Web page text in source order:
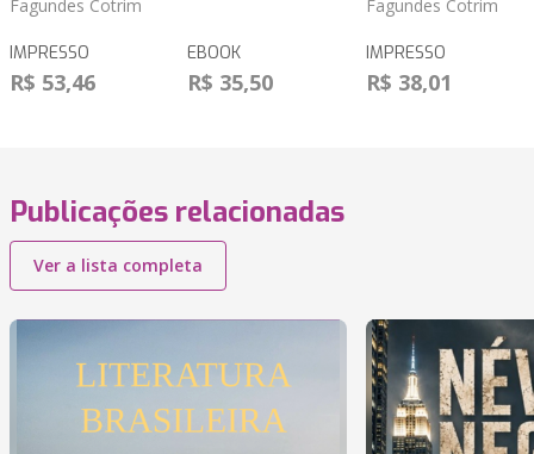
Fagundes Cotrim
IMPRESSO
R$ 53,46
EBOOK
R$ 35,50
Fagundes Cotrim
IMPRESSO
R$ 38,01
Publicações relacionadas
Ver a lista completa